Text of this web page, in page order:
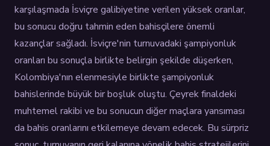
karşılaşmada İsviçre galibiyetine verilen yüksek oranlar,
bu sonucu doğru tahmin eden bahisçilere önemli
kazançlar sağladı. İsviçre'nin turnuvadaki şampiyonluk
oranları bu sonuçla birlikte belirgin şekilde düşerken,
Kolombiya'nın elenmesiyle birlikte şampiyonluk
bahislerinde büyük bir boşluk oluştu. Çeyrek finaldeki
muhtemel rakibi ve bu sonucun diğer maçlara yansıması
da bahis oranlarını etkilemeye devam edecek. Bu sürpriz